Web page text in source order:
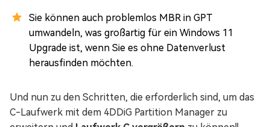
Sie können auch problemlos MBR in GPT
umwandeln, was großartig für ein Windows 11
Upgrade ist, wenn Sie es ohne Datenverlust
herausfinden möchten.
Und nun zu den Schritten, die erforderlich sind, um das
C-Laufwerk mit dem 4DDiG Partition Manager zu